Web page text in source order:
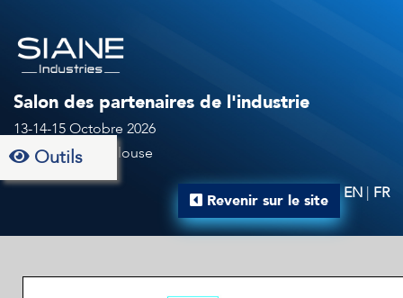
Salon des partenaires de l'industrie
13-14-15 Octobre 2026
Au MEETT à Toulouse
Revenir sur le site EN | FR
Outils